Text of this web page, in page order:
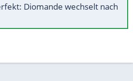
Diomande wechselt nach